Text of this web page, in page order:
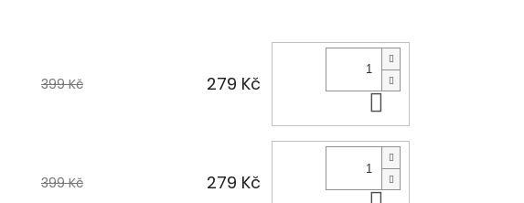
399 Kč 279 Kč
Do košíku
399 Kč 279 Kč